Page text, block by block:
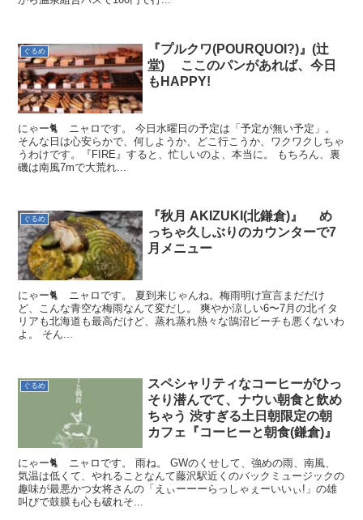
ぐるめ
『プルクワ(POURQUOI?)』(辻
堂) ここのパンがあれば、今日
もHAPPY!
にゃー🐈 ニャロです。 今日水曜日の予定は「予定が無い予定」。
そんな日は心安らかで、何しようか、どこ行こうか、ワクワクしちゃ
うわけです。『FIRE』すると、忙しいのよ、本当に。 もちろん、裏
磯は南風7mで大荒れ...
ぐるめ
『秋月 AKIZUKI(北鎌倉)』 め
っちゃ久しぶりのカウンターで7
月メニュー
にゃー🐈 ニャロです。 夏到来じゃんね。梅雨明け宣言まだだけ
ど、こんな青空な梅雨なんて変だし。 爽やか涼しい6〜7月の北イタ
リアも北海道も最高だけど、蒸れ蒸れ熱々な鵠沼ビーチも悪くないわ
よ。 そん...
ぐるめ
スペシャリティなコーヒーがひっ
そり潜んでて、ナウい朝食と飲め
ちゃう 渋すぎる土日朝限定の朝
カフェ『コーヒーと朝食(鎌倉)』
にゃー🐈 ニャロです。 雨ね。 GWのくせして、強めの雨、南風、
気温は低くて、やれることなんて藤沢駅近くのバックミュージックの
趣味が最悪かつ女将さんの「えぃーーーらっしゃぇーいいぃ!」の雄
叫びで鼓膜も心も破れそ...